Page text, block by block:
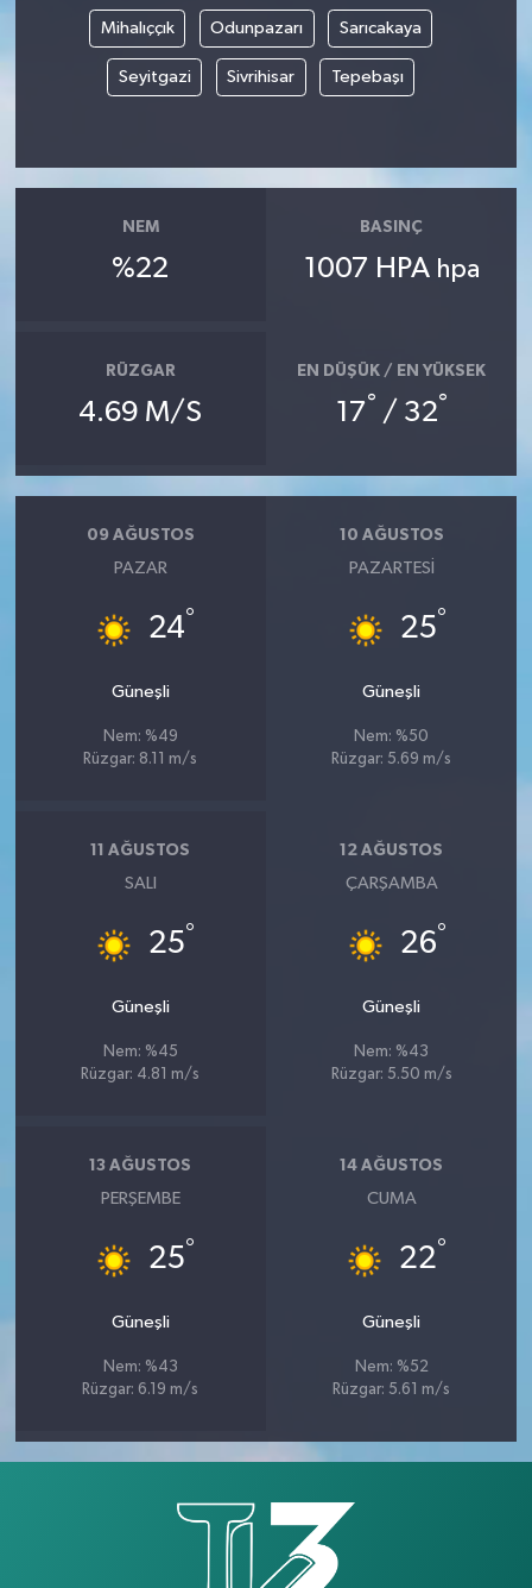
Mihalıççık Odunpazarı Sarıcakaya
Seyitgazi Sivrihisar Tepebaşı
NEM
%22
BASINÇ
1007 HPA hpa
RÜZGAR
4.69 M/S
EN DÜŞÜK / EN YÜKSEK
17° / 32°
09 AĞUSTOS
PAZAR
24°
Güneşli
Nem: %49
Rüzgar: 8.11 m/s
10 AĞUSTOS
PAZARTESI
25°
Güneşli
Nem: %50
Rüzgar: 5.69 m/s
11 AĞUSTOS
SALI
25°
Güneşli
Nem: %45
Rüzgar: 4.81 m/s
12 AĞUSTOS
ÇARŞAMBA
26°
Güneşli
Nem: %43
Rüzgar: 5.50 m/s
13 AĞUSTOS
PERŞEMBE
25°
Güneşli
Nem: %43
Rüzgar: 6.19 m/s
14 AĞUSTOS
CUMA
22°
Güneşli
Nem: %52
Rüzgar: 5.61 m/s